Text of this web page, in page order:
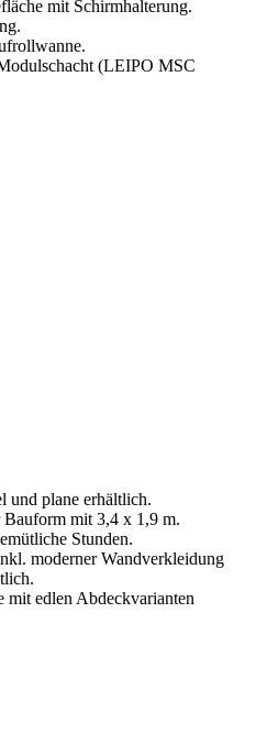
mit Schirmhalterung.
(LEIPO MSC
und plane erhältlich.
mit 3,4 x 1,9 m.
Stunden.
moderner Wandverkleidung
edlen Abdeckvarianten